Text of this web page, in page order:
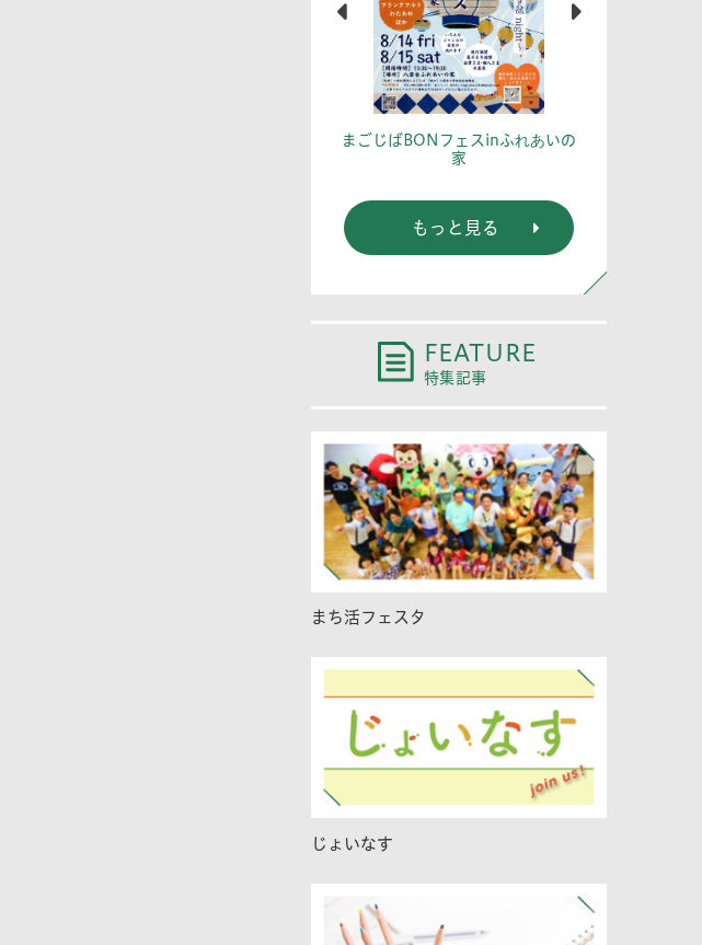
まごじばBONフェスinふれあいの
家
もっと見る
FEATURE
特集記事
まち活フェスタ
じょいなす